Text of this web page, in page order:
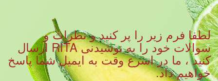
لطفا فرم زیر را پر کنید و نظرات و
سوالات خود را به نوشیدنی RITA ارسال
کنید ، ما در اسرع وقت به ایمیل شما پاسخ
خواهیم داد.